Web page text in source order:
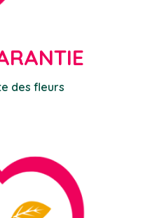
des fleurs